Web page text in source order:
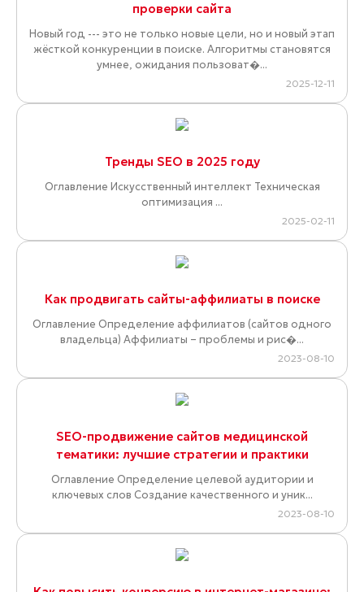
проверки сайта
Новый год --- это не только новые цели, но и новый этап
жёсткой конкуренции в поиске. Алгоритмы становятся
умнее, ожидания пользоват�...
2025-12-11
Тренды SEO в 2025 году
Оглавление Искусственный интеллект Техническая
оптимизация ...
2025-02-11
Как продвигать сайты-аффилиаты в поиске
Оглавление Определение аффилиатов (сайтов одного
владельца) Аффилиаты – проблемы и рис�...
2023-08-10
SEO-продвижение сайтов медицинской
тематики: лучшие стратегии и практики
Оглавление Определение целевой аудитории и
ключевых слов Создание качественного и уник...
2023-08-10